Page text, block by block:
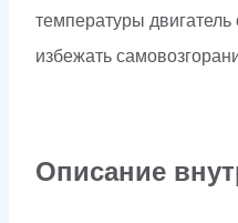
температуры
избежать
Описание